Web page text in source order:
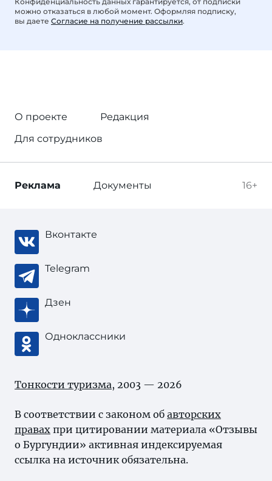
можно отказаться в любой момент. Оформляя подписку,
вы даете Согласие на получение рассылки.
О проекте
Редакция
Для сотрудников
16+
Реклама Документы
Вконтакте
Telegram
Дзен
Одноклассники
Тонкости туризма, 2003 — 2026
В соответствии с законом об авторских
правах при цитировании материала «Отзывы
о Бургундии» активная индексируемая
ссылка на источник обязательна.